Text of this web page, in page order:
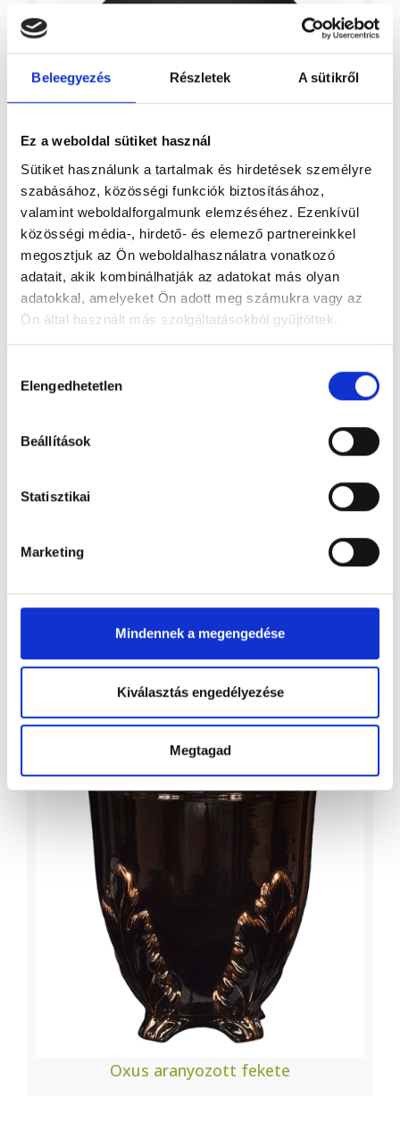
Beleegyezés Részletek A sütikről
Ez a weboldal sütiket használ
Sütiket használunk a tartalmak és hirdetések személyre
szabásához, közösségi funkciók biztosításához,
valamint weboldalforgalmunk elemzéséhez. Ezenkívül
közösségi média-, hirdető- és elemező partnereinkkel
megosztjuk az Ön weboldalhasználatra vonatkozó
adatait, akik kombinálhatják az adatokat más olyan
adatokkal, amelyeket Ön adott meg számukra vagy az
Ön által használt más szolgáltatásokból gyűjtöttek.
kiválasztása
Elengedhetetlen
Beállítások
Statisztikai
Marketing
Mindennek a megengedése
Kiválasztás engedélyezése
Megtagad
TIEF bronz antracit
Futórózsa aranyozott fehér
Oxus aranyozott fekete